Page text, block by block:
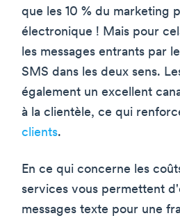
que les 10 % du marketing
électronique ! Mais pour
les messages entrants par
SMS dans les deux sens.
également un excellent
à la clientèle, ce qui
clients.
En ce qui concerne les
services vous permettent
messages texte pour une